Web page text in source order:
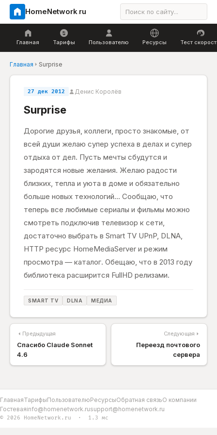
HomeNetwork.ru
Главная Тарифы Пользователю Ресурсы Тест
Главная Surprise
27 дек 2012 Денис Королёв
Surprise
Дорогие друзья, коллеги, просто знакомые, от
всей души желаю супер успеха в делах и супер
отдыха от дел. Пусть мечты сбудутся и
зародятся новые желания. Желаю радости
близких, тепла и уюта в доме и обязательно
больше новых технологий... Сообщаю, что
теперь все любимые сериалы и фильмы можно
смотреть подключив телевизор к сети,
достаточно выбрать в Smart TV UPnP, DLNA,
HTTP ресурс HomeMediaServer и режим
просмотра — каталог. Обещаю, что в 2013 году
библиотека расширится FullHD релизами.
SMART TV DLNA МЕДИА
Предыдущая
Спасибо Claude Sonnet
4.6
Следующая
Переезд почтового
сервера
ГлавнаяТарифыПользователюРесурсыОбратная связьО компании
Гостеваяinfo@homenetwork.rusupport@homenetwork.ru
© 2026 HomeNetwork.ru · 1.3 мс